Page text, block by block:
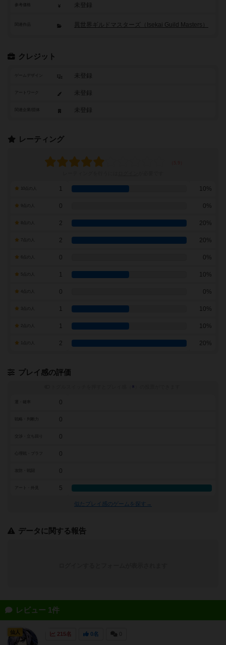
参考価格 未登録
関連作品 異世界ギルドマスターズ（Isekai Guild Masters）
クレジット
ゲームデザイン 未登録
アートワーク 未登録
未登録
レーティング
1 10%
0 0%
2 20%
7点の人 2 20%
0 0%
1 10%
0 0%
1 10%
1 10%
2 20%
プレイ感の評価
※
0
戦略・判断力 0
0
0
0
アート・外見 5
似たプレイ感のゲームを探す→
データに関する報告
レビュー 1件
215名 0名
仙人